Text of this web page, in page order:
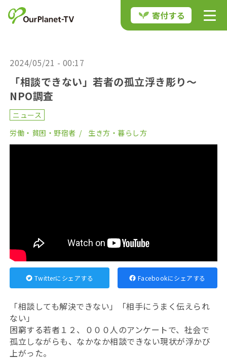
寄付する
2024/05/21 - 00:17
「相談できない」若者の孤立浮き彫り〜
NPO調査
ニュース
労働・貧困・野宿者
生き方・暮らし方
Twitterにシェアする Facebookにシェアする
「相談しても解決できない」「相手にうまく伝えられ
ない」
困窮する若者１２、０００人のアンケートで、社会で
孤立しながらも、なかなか相談できない現状が浮かび
上がった。